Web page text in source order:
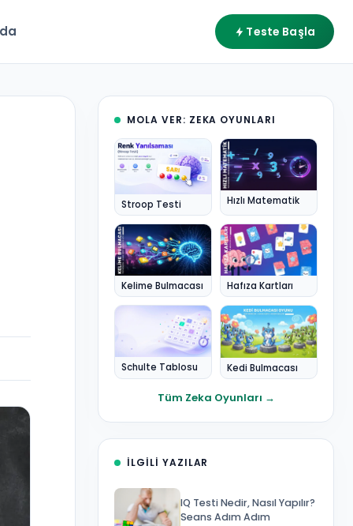
Teste Başla
MOLA VER: ZEKA OYUNLARI
Stroop Testi Hızlı Matematik
Kelime Bulmacası Hafıza Kartları
Schulte Tablosu Kedi Bulmacası
Tüm Zeka Oyunları →
İLGILI YAZILAR
IQ Testi Nedir, Nasıl Yapılır?
Seans Adım Adım